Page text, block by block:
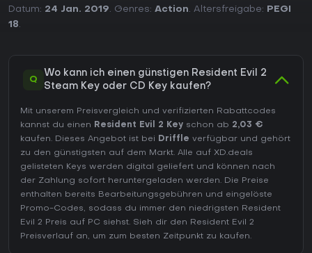
Datum: 24 Jan. 2019. Genres: Action. Altersfreigabe:
PEGI
18.
Q
Wo kann ich einen günstigen Resident Evil 2
Steam Key oder CD Key kaufen?
Mit unserem Preisvergleich und verifizierten Rabattcodes
kannst du einen Resident Evil 2 Key schon ab 2,03 €
kaufen. Dieses Angebot ist bei Driffle verfügbar und gehört
zu den günstigsten auf dem Markt. Alle auf XD.deals
gelisteten Keys werden digital geliefert und können nach
der Zahlung sofort heruntergeladen werden. Die Preise
enthalten bereits Bearbeitungsgebühren und eingelöste
Promo-Codes, sodass du immer den niedrigsten Resident
Evil 2 Preis auf PC siehst. Sieh dir den Resident Evil 2
Preisverlauf an, um zum besten Zeitpunkt zu kaufen.